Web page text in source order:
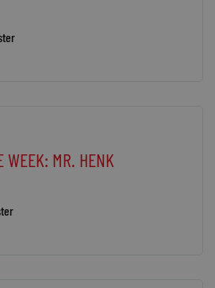
WEEK: MR. HENK